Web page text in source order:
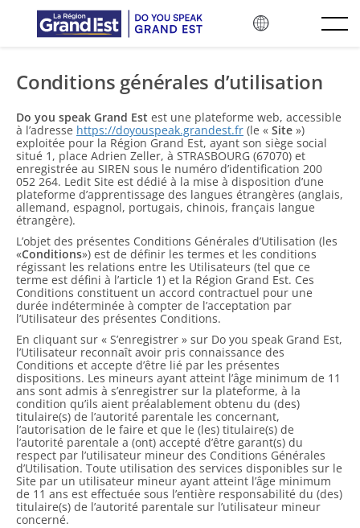
ข้ามไปยังเนื้อหาหลัก
Conditions générales d’utilisation
Do you speak Grand Est est une plateforme web, accessible
à l’adresse https://doyouspeak.grandest.fr (le « Site »)
exploitée pour la Région Grand Est, ayant son siège social
situé 1, place Adrien Zeller, à STRASBOURG (67070) et
enregistrée au SIREN sous le numéro d’identification 200
052 264. Ledit Site est dédié à la mise à disposition d’une
plateforme d’apprentissage des langues étrangères (anglais,
allemand, espagnol, portugais, chinois, français langue
étrangère).
L’objet des présentes Conditions Générales d’Utilisation (les
«Conditions») est de définir les termes et les conditions
régissant les relations entre les Utilisateurs (tel que ce
terme est défini à l’article 1) et la Région Grand Est. Ces
Conditions constituent un accord contractuel pour une
durée indéterminée à compter de l’acceptation par
l’Utilisateur des présentes Conditions.
En cliquant sur « S’enregistrer » sur Do you speak Grand Est,
l’Utilisateur reconnaît avoir pris connaissance des
Conditions et accepte d’être lié par les présentes
dispositions. Les mineurs ayant atteint l’âge minimum de 11
ans sont admis à s’enregistrer sur la plateforme, à la
condition qu’ils aient préalablement obtenu du (des)
titulaire(s) de l’autorité parentale les concernant,
l’autorisation de le faire et que le (les) titulaire(s) de
l’autorité parentale a (ont) accepté d’être garant(s) du
respect par l’utilisateur mineur des Conditions Générales
d’Utilisation. Toute utilisation des services disponibles sur le
Site par un utilisateur mineur ayant atteint l’âge minimum
de 11 ans est effectuée sous l’entière responsabilité du (des)
titulaire(s) de l’autorité parentale sur l’utilisateur mineur
concerné.